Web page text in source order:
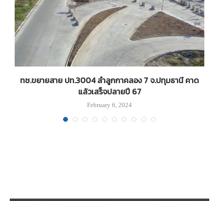
ทช.ขยายสาย ปท.3004 ลำลูกกาคลอง 7 จ.ปทุมธานี คาด
แล้วเสร็จปลายปี 67
February 6, 2024